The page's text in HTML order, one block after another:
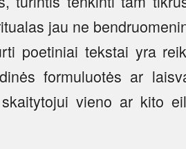
jau ne
poetiniai tekstai yra
formuluotės ar
vieno ar kito